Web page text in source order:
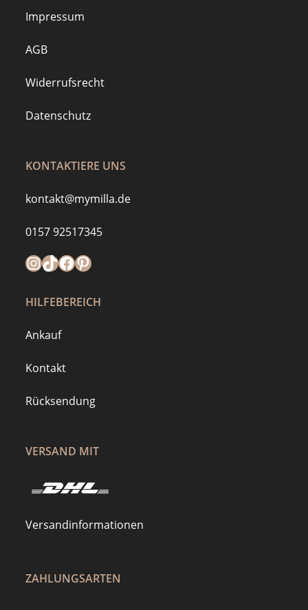
Impressum
AGB
Widerrufsrecht
Datenschutz
KONTAKTIERE UNS
kontakt@mymilla.de
0157 92517345
Instagram
https://www.tiktok.com/@mymilla.de
Facebook
Pinterest
HILFEBEREICH
Ankauf
Kontakt
Rücksendung
VERSAND MIT
Versandinformationen
ZAHLUNGSARTEN